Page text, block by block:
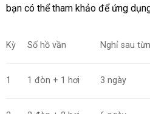
bạn có thể tham khảo để ứng
Kỳ Số hồ vần Nghỉ sau
1 1 đòn + 1 hơi 3 ngày